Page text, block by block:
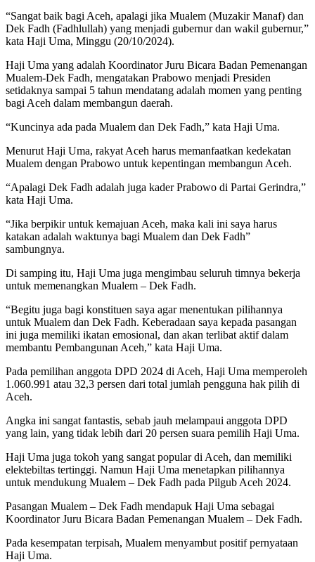
“Sangat baik bagi Aceh, apalagi jika Mualem (Muzakir Manaf) dan
Dek Fadh (Fadhlullah) yang menjadi gubernur dan wakil gubernur,”
kata Haji Uma, Minggu (20/10/2024).
Haji Uma yang adalah Koordinator Juru Bicara Badan Pemenangan
Mualem-Dek Fadh, mengatakan Prabowo menjadi Presiden
setidaknya sampai 5 tahun mendatang adalah momen yang penting
bagi Aceh dalam membangun daerah.
“Kuncinya ada pada Mualem dan Dek Fadh,” kata Haji Uma.
Menurut Haji Uma, rakyat Aceh harus memanfaatkan kedekatan
Mualem dengan Prabowo untuk kepentingan membangun Aceh.
“Apalagi Dek Fadh adalah juga kader Prabowo di Partai Gerindra,”
kata Haji Uma.
“Jika berpikir untuk kemajuan Aceh, maka kali ini saya harus
katakan adalah waktunya bagi Mualem dan Dek Fadh”
sambungnya.
Di samping itu, Haji Uma juga mengimbau seluruh timnya bekerja
untuk memenangkan Mualem – Dek Fadh.
“Begitu juga bagi konstituen saya agar menentukan pilihannya
untuk Mualem dan Dek Fadh. Keberadaan saya kepada pasangan
ini juga memiliki ikatan emosional, dan akan terlibat aktif dalam
membantu Pembangunan Aceh,” kata Haji Uma.
Pada pemilihan anggota DPD 2024 di Aceh, Haji Uma memperoleh
1.060.991 atau 32,3 persen dari total jumlah pengguna hak pilih di
Aceh.
Angka ini sangat fantastis, sebab jauh melampaui anggota DPD
yang lain, yang tidak lebih dari 20 persen suara pemilih Haji Uma.
Haji Uma juga tokoh yang sangat popular di Aceh, dan memiliki
elektebiltas tertinggi. Namun Haji Uma menetapkan pilihannya
untuk mendukung Mualem – Dek Fadh pada Pilgub Aceh 2024.
Pasangan Mualem – Dek Fadh mendapuk Haji Uma sebagai
Koordinator Juru Bicara Badan Pemenangan Mualem – Dek Fadh.
Pada kesempatan terpisah, Mualem menyambut positif pernyataan
Haji Uma.